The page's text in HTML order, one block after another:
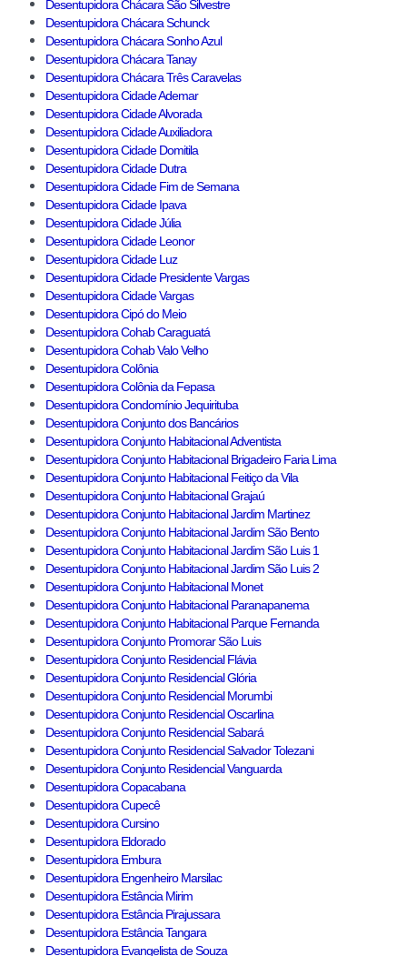
Desentupidora Chácara São Silvestre
Desentupidora Chácara Schunck
Desentupidora Chácara Sonho Azul
Desentupidora Chácara Tanay
Desentupidora Chácara Três Caravelas
Desentupidora Cidade Ademar
Desentupidora Cidade Alvorada
Desentupidora Cidade Auxiliadora
Desentupidora Cidade Domitila
Desentupidora Cidade Dutra
Desentupidora Cidade Fim de Semana
Desentupidora Cidade Ipava
Desentupidora Cidade Júlia
Desentupidora Cidade Leonor
Desentupidora Cidade Luz
Desentupidora Cidade Presidente Vargas
Desentupidora Cidade Vargas
Desentupidora Cipó do Meio
Desentupidora Cohab Caraguatá
Desentupidora Cohab Valo Velho
Desentupidora Colônia
Desentupidora Colônia da Fepasa
Desentupidora Condomínio Jequirituba
Desentupidora Conjunto dos Bancários
Desentupidora Conjunto Habitacional Adventista
Desentupidora Conjunto Habitacional Brigadeiro Faria Lima
Desentupidora Conjunto Habitacional Feitiço da Vila
Desentupidora Conjunto Habitacional Grajaú
Desentupidora Conjunto Habitacional Jardim Martinez
Desentupidora Conjunto Habitacional Jardim São Bento
Desentupidora Conjunto Habitacional Jardim São Luis 1
Desentupidora Conjunto Habitacional Jardim São Luis 2
Desentupidora Conjunto Habitacional Monet
Desentupidora Conjunto Habitacional Paranapanema
Desentupidora Conjunto Habitacional Parque Fernanda
Desentupidora Conjunto Promorar São Luis
Desentupidora Conjunto Residencial Flávia
Desentupidora Conjunto Residencial Glória
Desentupidora Conjunto Residencial Morumbi
Desentupidora Conjunto Residencial Oscarlina
Desentupidora Conjunto Residencial Sabará
Desentupidora Conjunto Residencial Salvador Tolezani
Desentupidora Conjunto Residencial Vanguarda
Desentupidora Copacabana
Desentupidora Cupecê
Desentupidora Cursino
Desentupidora Eldorado
Desentupidora Embura
Desentupidora Engenheiro Marsilac
Desentupidora Estância Mirim
Desentupidora Estância Pirajussara
Desentupidora Estância Tangara
Desentupidora Evangelista de Souza